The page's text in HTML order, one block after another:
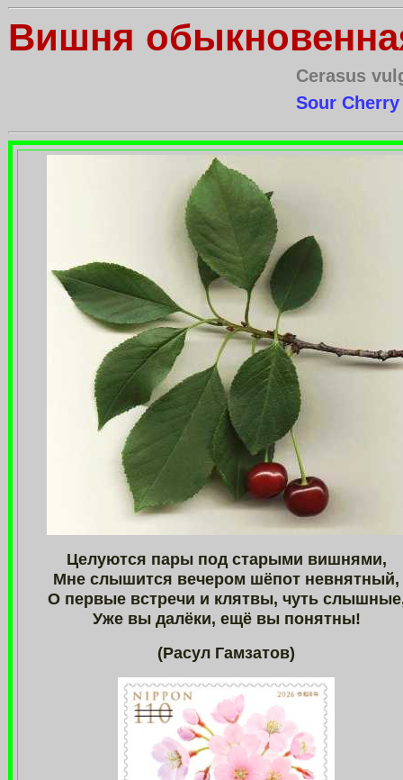
Вишня
Cerasus
Sour Cherry
Целуются пары под старыми вишнями,
Мне слышится вечером шёпот невнятный,
О первые встречи и клятвы, чуть
Уже вы далёки, ещё вы понятны!
(Расул Гамзатов)